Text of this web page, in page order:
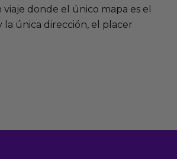
donde el único mapa es el
la única dirección, el placer